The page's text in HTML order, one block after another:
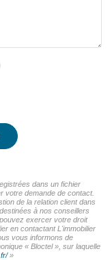
dans un fichier
votre demande de contact.
de la relation client dans
à nos conseillers
exercer votre droit
en contactant L'immobilier
vous informons de
« Bloctel », sur laquelle
»